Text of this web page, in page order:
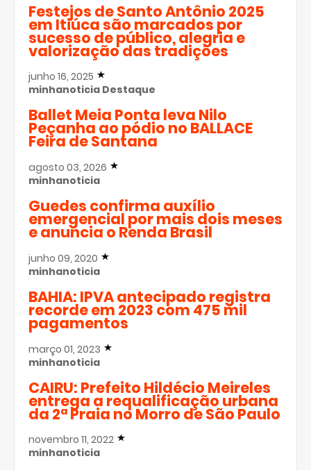
Festejos de Santo Antônio 2025
em Itiúca são marcados por
sucesso de público, alegria e
valorização das tradições
junho 16, 2025
minhanoticia Destaque
Ballet Meia Ponta leva Nilo
Peçanha ao pódio no BALLACE
Feira de Santana
agosto 03, 2026
minhanoticia
Guedes confirma auxílio
emergencial por mais dois meses
e anuncia o Renda Brasil
junho 09, 2020
minhanoticia
BAHIA: IPVA antecipado registra
recorde em 2023 com 475 mil
pagamentos
março 01, 2023
minhanoticia
CAIRU: Prefeito Hildécio Meireles
entrega a requalificação urbana
da 2ª Praia no Morro de São Paulo
novembro 11, 2022
minhanoticia